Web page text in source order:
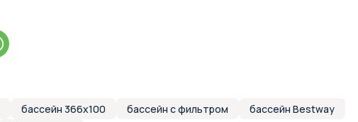
бассейн 366x100 бассейн с фильтром
бассейн Bestway